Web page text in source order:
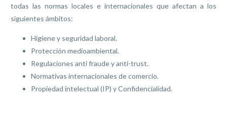
todas las normas locales e internacionales que afectan a los
siguientes ámbitos:
Higiene y seguridad laboral.
Protección medioambiental.
Regulaciones anti fraude y anti-trust.
Normativas internacionales de comercio.
Propiedad intelectual (IP) y Confidencialidad.